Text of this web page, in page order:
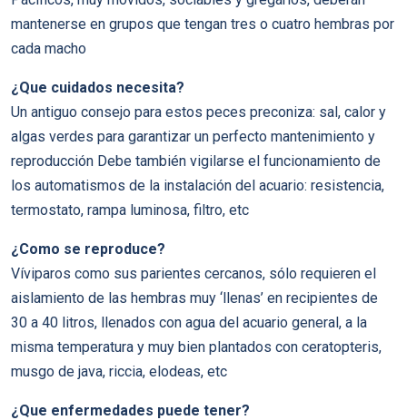
mantenerse en grupos que tengan tres o cuatro hembras por
cada macho
¿Que cuidados necesita?
Un antiguo consejo para estos peces preconiza: sal, calor y
algas verdes para garantizar un perfecto mantenimiento y
reproducción Debe también vigilarse el funcionamiento de
los automatismos de la instalación del acuario: resistencia,
termostato, rampa luminosa, filtro, etc
¿Como se reproduce?
Ví­viparos como sus parientes cercanos, sólo requieren el
aislamiento de las hembras muy ‘llenas’ en recipientes de
30 a 40 litros, llenados con agua del acuario general, a la
misma temperatura y muy bien plantados con ceratopteris,
musgo de java, riccia, elodeas, etc
¿Que enfermedades puede tener?